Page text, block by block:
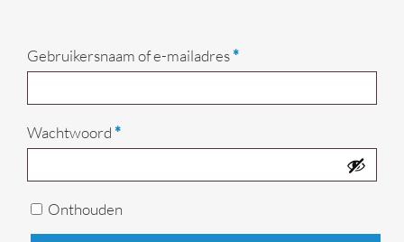
Gebruikersnaam of e-mailadres*Vereist
Wachtwoord *Vereist
Onthouden